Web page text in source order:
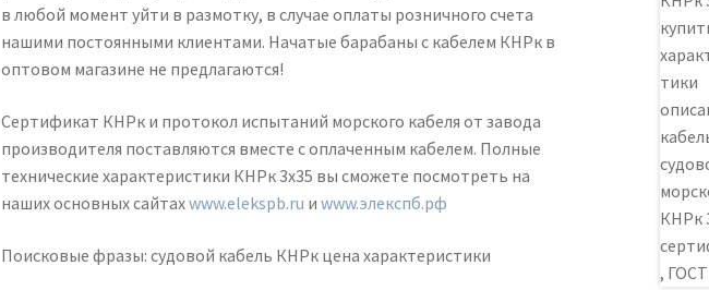
в любой момент уйти в размотку, в случае оплаты розничного счета
нашими постоянными клиентами. Начатые барабаны с кабелем КНРк в
оптовом магазине не предлагаются!
Сертификат КНРк и протокол испытаний морского кабеля от завода
производителя поставляются вместе с оплаченным кабелем. Полные
технические характеристики КНРк 3х35 вы сможете посмотреть на
наших основных сайтахwww.elekspb.ru иwww.элекспб.рф
Поисковые фразы: судовой кабель КНРк цена характеристики